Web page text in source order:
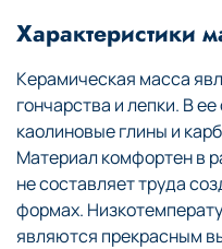
Характеристики
Керамическая масса
гончарства и лепки. В
каолиновые глины и
Материал комфортен в
не составляет труда
формах.
являются прекрасным